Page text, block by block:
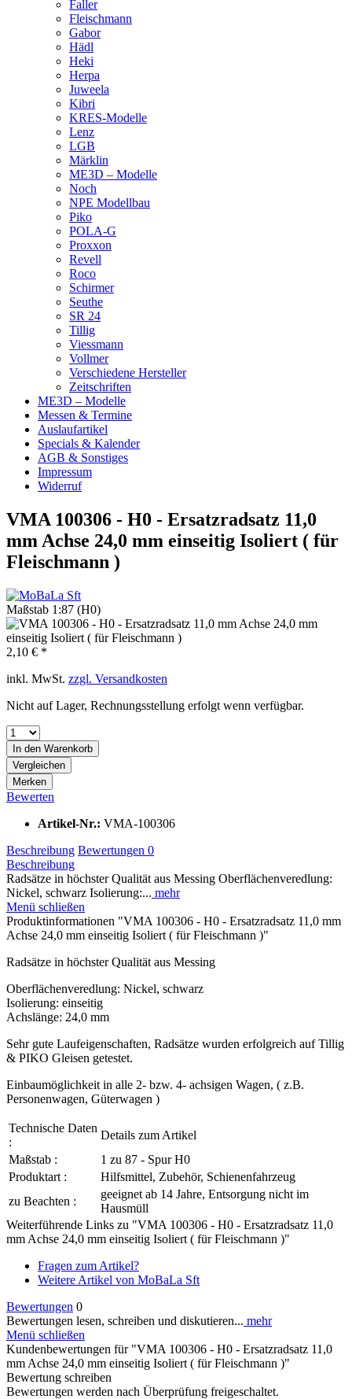
Faller
Fleischmann
Gabor
Hädl
Heki
Herpa
Juweela
Kibri
KRES-Modelle
Lenz
LGB
Märklin
ME3D – Modelle
Noch
NPE Modellbau
Piko
POLA-G
Proxxon
Revell
Roco
Schirmer
Seuthe
SR 24
Tillig
Viessmann
Vollmer
Verschiedene Hersteller
Zeitschriften
ME3D – Modelle
Messen & Termine
Auslaufartikel
Specials & Kalender
AGB & Sonstiges
Impressum
Widerruf
VMA 100306 - H0 - Ersatzradsatz 11,0
mm Achse 24,0 mm einseitig Isoliert ( für
Fleischmann )
Maßstab 1:87 (H0)
2,10 € *
inkl. MwSt. zzgl. Versandkosten
Nicht auf Lager, Rechnungsstellung erfolgt wenn verfügbar.
In den Warenkorb
Vergleichen
Merken
Bewerten
Artikel-Nr.: VMA-100306
Beschreibung Bewertungen 0
Beschreibung
Radsätze in höchster Qualität aus Messing Oberflächenveredlung:
Nickel, schwarz Isolierung:... mehr
Menü schließen
Produktinformationen "VMA 100306 - H0 - Ersatzradsatz 11,0 mm
Achse 24,0 mm einseitig Isoliert ( für Fleischmann )"
Radsätze in höchster Qualität aus Messing
Oberflächenveredlung: Nickel, schwarz
Isolierung: einseitig
Achslänge: 24,0 mm
Sehr gute Laufeigenschaften, Radsätze wurden erfolgreich auf Tillig
& PIKO Gleisen getestet.
Einbaumöglichkeit in alle 2- bzw. 4- achsigen Wagen, ( z.B.
Personenwagen, Güterwagen )
Technische Daten
:
Details zum Artikel
Maßstab :
1 zu 87 - Spur H0
Produktart :
Hilfsmittel, Zubehör, Schienenfahrzeug
zu Beachten :
geeignet ab 14 Jahre, Entsorgung nicht im
Hausmüll
Weiterführende Links zu "VMA 100306 - H0 - Ersatzradsatz 11,0
mm Achse 24,0 mm einseitig Isoliert ( für Fleischmann )"
Fragen zum Artikel?
Weitere Artikel von MoBaLa Sft
Bewertungen 0
Bewertungen lesen, schreiben und diskutieren... mehr
Menü schließen
Kundenbewertungen für "VMA 100306 - H0 - Ersatzradsatz 11,0
mm Achse 24,0 mm einseitig Isoliert ( für Fleischmann )"
Bewertung schreiben
Bewertungen werden nach Überprüfung freigeschaltet.